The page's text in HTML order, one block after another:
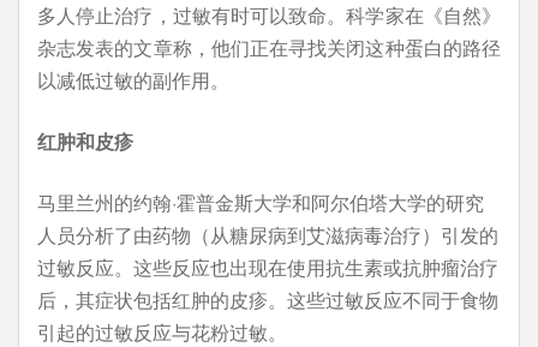
多人停止治疗，过敏有时可以致命。科学家在《自然》
杂志发表的文章称，他们正在寻找关闭这种蛋白的路径
以减低过敏的副作用。
红肿和皮疹
马里兰州的约翰·霍普金斯大学和阿尔伯塔大学的研究
人员分析了由药物（从糖尿病到艾滋病毒治疗）引发的
过敏反应。这些反应也出现在使用抗生素或抗肿瘤治疗
后，其症状包括红肿的皮疹。这些过敏反应不同于食物
引起的过敏反应与花粉过敏。